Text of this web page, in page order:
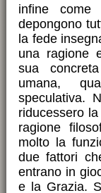
infine come
depongono
la fede
una ragione
sua
umana,
speculativa.
riducessero
ragione
molto la
due fattori
entrano in
e la Grazia.